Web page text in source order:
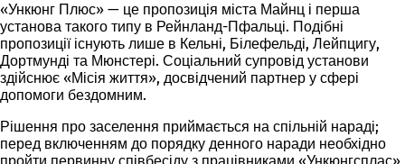
«Ункюнг Плюс» — це пропозиція міста Майнц і перша
установа такого типу в Рейнланд-Пфальці. Подібні
пропозиції існують лише в Кельні, Білефельді, Лейпцигу,
Дортмунді та Мюнстері. Соціальний супровід установи
здійснює «Місія життя», досвідчений партнер у сфері
допомоги бездомним.
Рішення про заселення приймається на спільній нараді;
перед включенням до порядку денного наради необхідно